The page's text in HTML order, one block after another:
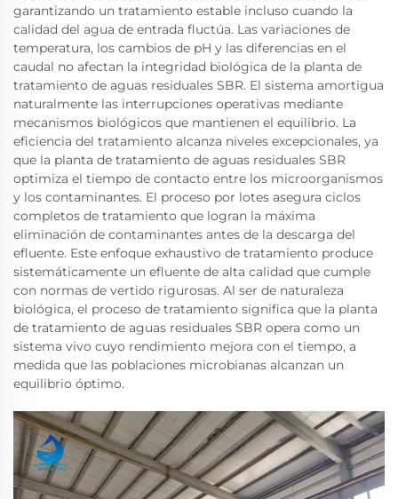
garantizando un tratamiento estable incluso cuando la
calidad del agua de entrada fluctúa. Las variaciones de
temperatura, los cambios de pH y las diferencias en el
caudal no afectan la integridad biológica de la planta de
tratamiento de aguas residuales SBR. El sistema amortigua
naturalmente las interrupciones operativas mediante
mecanismos biológicos que mantienen el equilibrio. La
eficiencia del tratamiento alcanza niveles excepcionales, ya
que la planta de tratamiento de aguas residuales SBR
optimiza el tiempo de contacto entre los microorganismos
y los contaminantes. El proceso por lotes asegura ciclos
completos de tratamiento que logran la máxima
eliminación de contaminantes antes de la descarga del
efluente. Este enfoque exhaustivo de tratamiento produce
sistemáticamente un efluente de alta calidad que cumple
con normas de vertido rigurosas. Al ser de naturaleza
biológica, el proceso de tratamiento significa que la planta
de tratamiento de aguas residuales SBR opera como un
sistema vivo cuyo rendimiento mejora con el tiempo, a
medida que las poblaciones microbianas alcanzan un
equilibrio óptimo.